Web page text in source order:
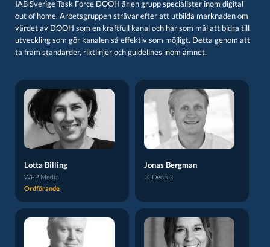
IAB Sverige Task Force DOOH är en grupp specialister inom digital
out of home. Arbetsgruppen strävar efter att utbilda marknaden om
värdet av DOOH som en kraftfull kanal och har som mål att bidra till
utveckling som gör kanalen så effektiv som möjligt. Detta genom att
ta fram standarder, riktlinjer och guidelines inom ämnet.
Lotta Billing
WPP Media
Ordförande
Jonas Bergman
JCDecaux